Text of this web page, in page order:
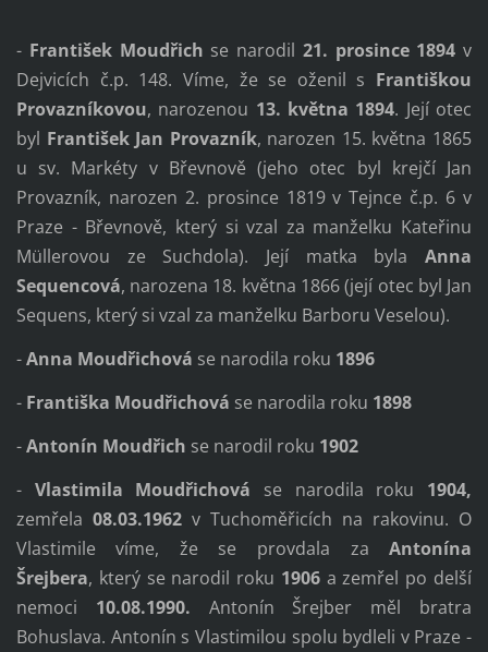
- František Moudřich se narodil 21. prosince 1894v
Dejvicích č.p. 148. Víme, že se oženil s Františkou
Provazníkovou, narozenou 13. května 1894. Její otec
byl František Jan Provazník, narozen 15. května 1865
u sv. Markéty v Břevnově (jeho otec byl krejčí Jan
Provazník, narozen 2. prosince 1819 v Tejnce č.p. 6 v
Praze - Břevnově, který si vzal za manželku Kateřinu
Müllerovou ze Suchdola). Její matka bylaAnna
Sequencová, narozena 18. května 1866 (její otec byl Jan
Sequens, který si vzal za manželku Barboru Veselou).
-Anna Moudřichová se narodila roku 1896
- Františka Moudřichová se narodila roku 1898
-Antonín Moudřich se narodil roku 1902
- Vlastimila Moudřichová se narodila roku 1904,
zemřela 08.03.1962v Tuchoměřicích na rakovinu. O
Vlastimile víme, že se provdala zaAntonína
Šrejbera, který se narodil roku 1906 a zemřel po delší
nemoci 10.08.1990. Antonín Šrejber měl bratra
Bohuslava. Antonín s Vlastimilou spolu bydleli v Praze -